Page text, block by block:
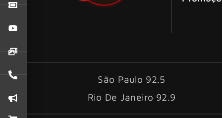
São Paulo 92.5
Rio De Janeiro 92.9